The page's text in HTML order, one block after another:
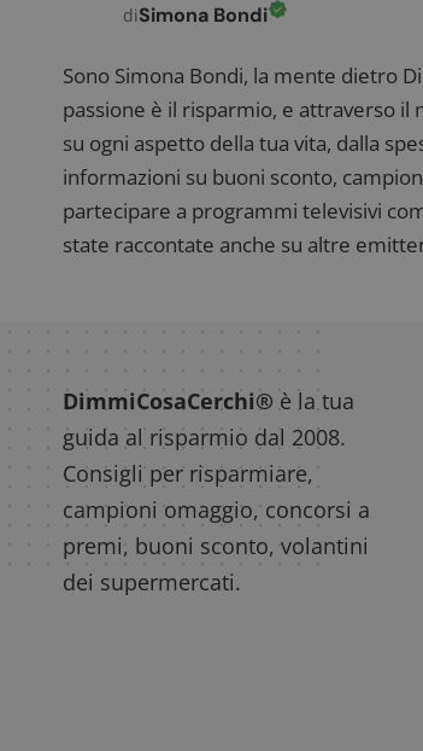
diSimona Bondi
Sono Simona Bondi, la mente dietro
passione è il risparmio, e attraverso
su ogni aspetto della tua vita, dalla
informazioni su buoni sconto,
partecipare a programmi televisivi
state raccontate anche su altre
DimmiCosaCerchi® è la tua
guida al risparmio dal 2008.
Consigli per risparmiare,
campioni omaggio, concorsi a
premi, buoni sconto, volantini
dei supermercati.